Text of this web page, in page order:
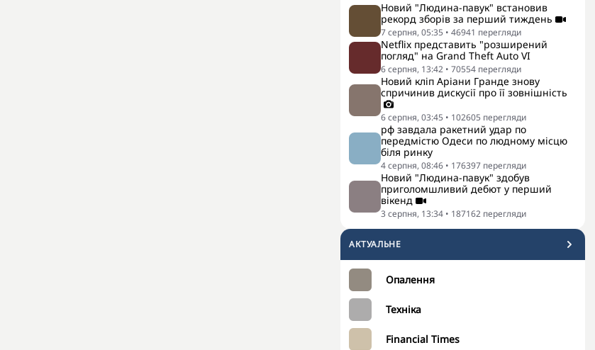
Новий "Людина-павук" встановив
рекорд зборів за перший тиждень
7 серпня, 05:35 • 46941 перегляди
Netflix представить "розширений
погляд" на Grand Theft Auto VI
6 серпня, 13:42 • 70554 перегляди
Новий кліп Аріани Гранде знову
спричинив дискусії про її зовнішність
6 серпня, 03:45 • 102605 перегляди
рф завдала ракетний удар по
передмістю Одеси по людному місцю
біля ринку
4 серпня, 08:46 • 176397 перегляди
Новий "Людина-павук" здобув
приголомшливий дебют у перший
вікенд
3 серпня, 13:34 • 187162 перегляди
АКТУАЛЬНЕ
Опалення
Техніка
Financial Times